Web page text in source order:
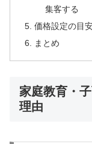
集客する
価格設定の目
まとめ
家庭教育・
理由